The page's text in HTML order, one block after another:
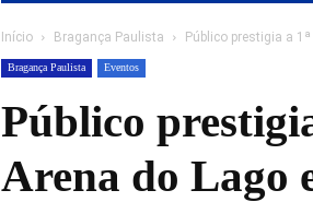
Início Bragança Paulista Público prestigia a
Bragança Paulista Eventos
Público
Arena do Lago